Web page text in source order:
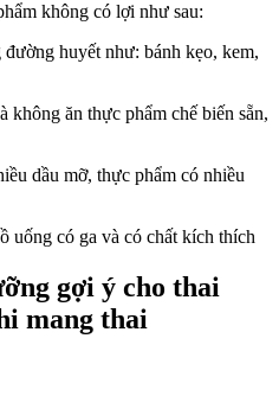
không có lợi như sau:
huyết như: bánh kẹo, kem,
không ăn thực phẩm chế biến sẵn,
dầu mỡ, thực phẩm có nhiều
uống có ga và có chất kích thích
gợi ý cho thai
mang thai